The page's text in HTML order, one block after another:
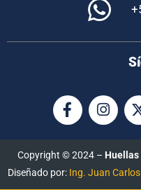
Copyright © 2024 – Huellas
Diseñado por: Ing. Juan